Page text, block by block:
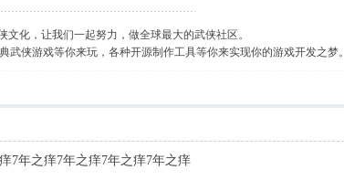
文化，让我们一起努力，做全球最大的武侠社区。
侠游戏等你来玩，各种开源制作工具等你来实现你的游戏开发之梦。
7年之痒7年之痒7年之痒7年之痒